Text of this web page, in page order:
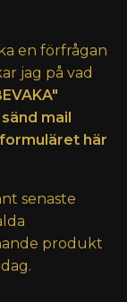
en förfrågan
jag på vad
mail
här
senaste
produkt